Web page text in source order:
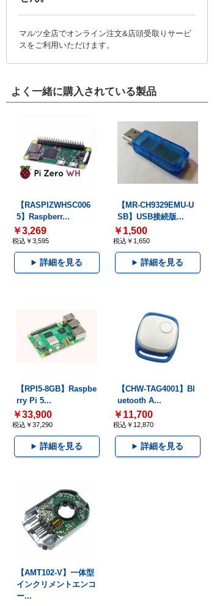
マルツ全店でオンライン注文&店頭受取りサービ
スをご利用いただけます。
よく一緒に購入されている製品
【RASPIZWHSC006
5】Raspberr...
￥3,269
税込￥3,595
詳細を見る
【MR-CH9329EMU-U
SB】USB接続版...
￥1,500
税込￥1,650
詳細を見る
【RPI5-8GB】Raspbe
rry Pi 5...
￥33,900
税込￥37,290
詳細を見る
【CHW-TAG4001】Bl
uetooth A...
￥11,700
税込￥12,870
詳細を見る
【AMT102-V】一体型
インクリメントエンコ
ー...